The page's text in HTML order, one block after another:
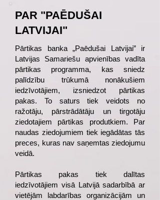
PAR "PAĒDUŠAI
LATVIJAI"
Pārtikas banka „Paēdušai Latvijai” ir
Latvijas Samariešu apvienības vadīta
pārtikas programma, kas sniedz
palīdzību trūkumā nonākušiem
iedzīvotājiem, izsniedzot pārtikas
pakas. To saturs tiek veidots no
ražotāju, pārstrādātāju un tirgotāju
ziedotajiem pārtikas produtkiem. Par
naudas ziedojumiem tiek iegādātas tās
preces, kuras nav saņemtas ziedojumu
veidā.
Pārtikas pakas tiek dalītas
iedzīvotājiem visā Latvijā sadarbībā ar
vietējām labdarības organizācijām un